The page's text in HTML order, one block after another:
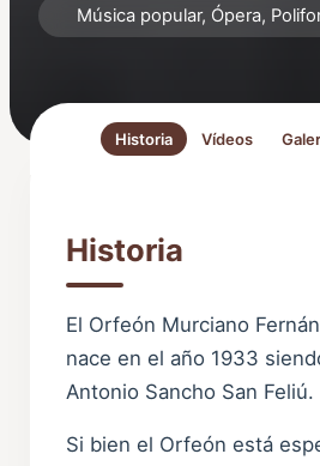
Música popular, Ópera,
Historia Vídeos
Historia
El Orfeón Murciano
nace en el año 1933
Antonio Sancho San Feliú.
Si bien el Orfeón está